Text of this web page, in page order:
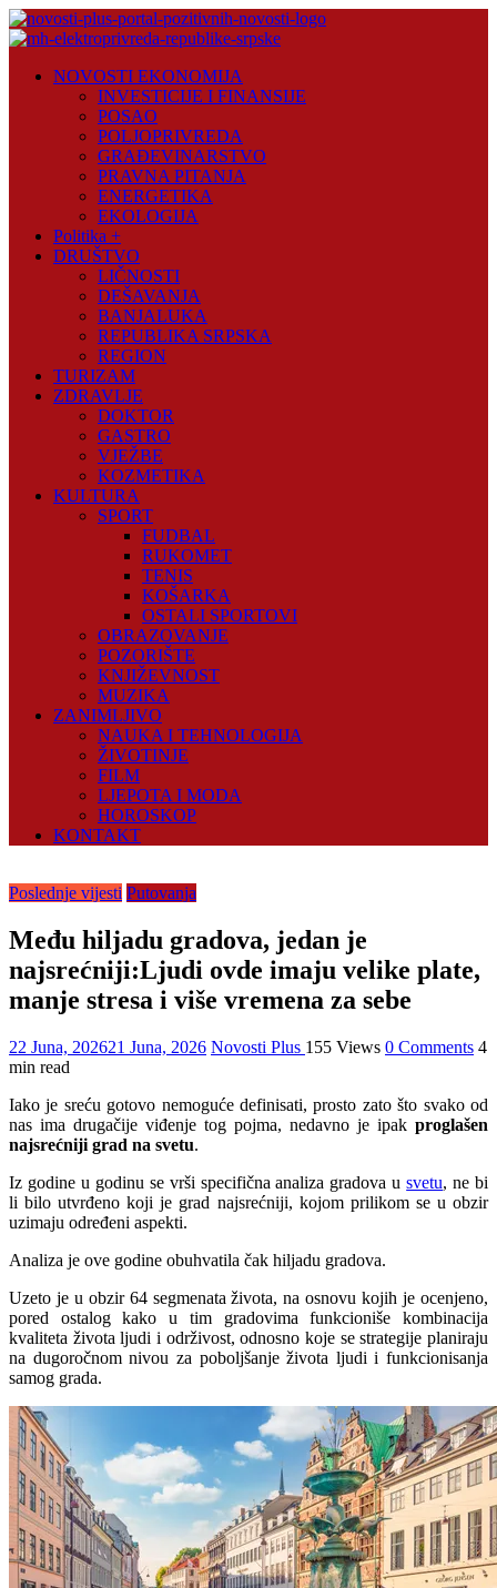
Skip
to
Plus
NOVOSTI EKONOMIJA
INVESTICIJE I FINANSIJE
POSAO
POLJOPRIVREDA
GRAĐEVINARSTVO
PRAVNA PITANJA
ENERGETIKA
EKOLOGIJA
Politika +
DRUŠTVO
LIČNOSTI
DEŠAVANJA
BANJALUKA
REPUBLIKA SRPSKA
REGION
TURIZAM
ZDRAVLJE
DOKTOR
GASTRO
VJEŽBE
KOZMETIKA
KULTURA
SPORT
FUDBAL
RUKOMET
TENIS
KOŠARKA
OSTALI SPORTOVI
OBRAZOVANJE
POZORIŠTE
KNJIŽEVNOST
MUZIKA
ZANIMLJIVO
NAUKA I TEHNOLOGIJA
ŽIVOTINJE
FILM
LJEPOTA I MODA
HOROSKOP
KONTAKT
Poslednje vijesti Putovanja
Među hiljadu gradova, jedan je
najsrećniji:Ljudi ovde imaju velike plate,
manje stresa i više vremena za sebe
22 Juna, 202621 Juna, 2026 Novosti Plus 155 Views 0 Comments 4
min read
Iako je sreću gotovo nemoguće definisati, prosto zato što svako od
nas ima drugačije viđenje tog pojma, nedavno je ipak proglašen
najsrećniji grad na svetu.
Iz godine u godinu se vrši specifična analiza gradova usvetu, ne bi
li bilo utvrđeno koji je grad najsrećniji, kojom prilikom se u obzir
uzimaju određeni aspekti.
Analiza je ove godine obuhvatila čak hiljadu gradova.
Uzeto je u obzir 64 segmenata života, na osnovu kojih je ocenjeno,
pored ostalog kako u tim gradovima funkcioniše kombinacija
kvaliteta života ljudi i održivost, odnosno koje se strategije planiraju
na dugoročnom nivou za poboljšanje života ljudi i funkcionisanja
samog grada.